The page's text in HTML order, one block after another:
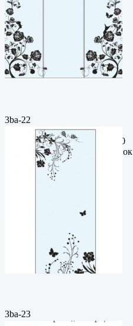
3ba-22
Пескоструйный
рисунокФормат: cdrЦена: 200
руб.Метки: векторный рисунок
3ba-23